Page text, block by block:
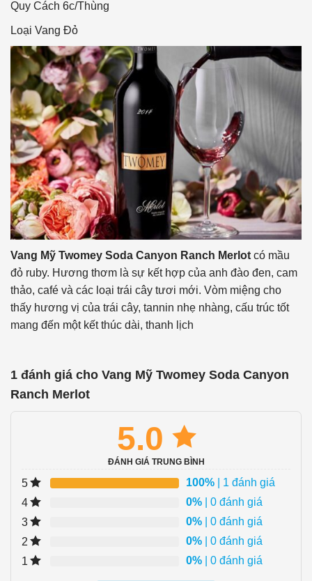
Quy Cách 6c/Thùng
Loại Vang Đỏ
Vang Mỹ Twomey Soda Canyon Ranch Merlot có mầu
đỏ ruby. Hương thơm là sự kết hợp của anh đào đen, cam
thảo, café và các loại trái cây tươi mới. Vòm miệng cho
thấy hương vị của trái cây, tannin nhẹ nhàng, cấu trúc tốt
mang đến một kết thúc dài, thanh lịch
1 đánh giá cho Vang Mỹ Twomey Soda Canyon
Ranch Merlot
5.0
ĐÁNH GIÁ TRUNG BÌNH
5 100% | 1 đánh giá
4
0% | 0 đánh giá
3
0% | 0 đánh giá
2
0% | 0 đánh giá
1
0% | 0 đánh giá